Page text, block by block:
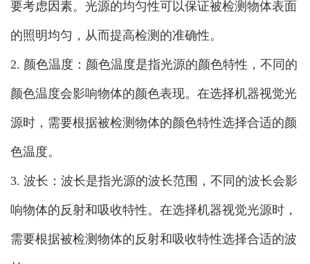
要考虑因素。光源的均匀性可以保证被检测物体表面
的照明均匀，从而提高检测的准确性。
2. 颜色温度：颜色温度是指光源的颜色特性，不同的
颜色温度会影响物体的颜色表现。在选择机器视觉光
源时，需要根据被检测物体的颜色特性选择合适的颜
色温度。
3. 波长：波长是指光源的波长范围，不同的波长会影
响物体的反射和吸收特性。在选择机器视觉光源时，
需要根据被检测物体的反射和吸收特性选择合适的波